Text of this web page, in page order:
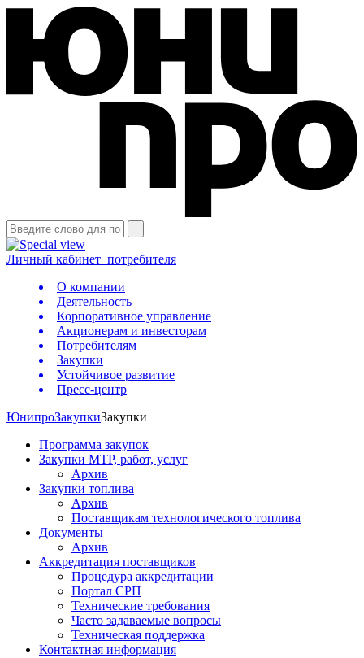
Личный кабинет потребителя
О компании
Деятельность
Корпоративное управление
Акционерам и инвесторам
Потребителям
Закупки
Устойчивое развитие
Пресс-центр
ЮнипроЗакупкиЗакупки
Программа закупок
Закупки МТР, работ, услуг
Архив
Закупки топлива
Архив
Поставщикам технологического топлива
Документы
Архив
Аккредитация поставщиков
Процедура аккредитации
Портал СРП
Технические требования
Часто задаваемые вопросы
Техническая поддержка
Контактная информация